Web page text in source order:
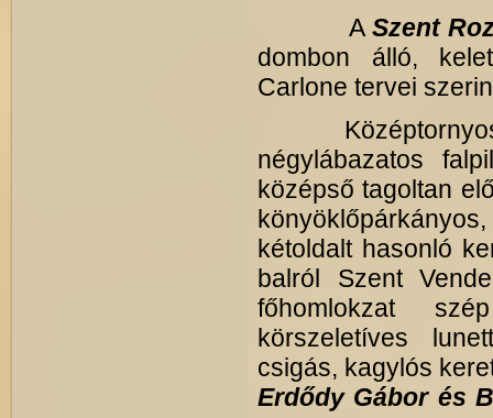
ASzent
dombon álló,
Carlone tervei
Középtornyos
négylábazatos
középső tagoltan
kétoldalt hasonló
balról Szent
főhomlokzat
körszeletíves
csigás, kagylós
Erdődy Gábor és